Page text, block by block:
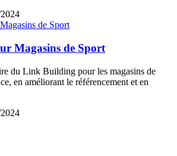
Magasins de Sport
du Link Building pour les magasins de
en améliorant le référencement et en